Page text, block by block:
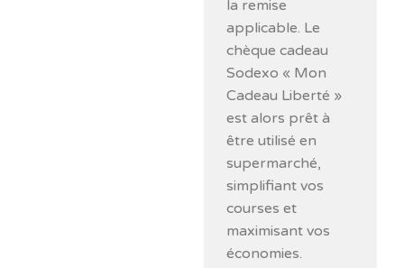
la remise
applicable. Le
chèque cadeau
Sodexo « Mon
Cadeau Liberté »
est alors prêt à
être utilisé en
supermarché,
simplifiant vos
courses et
maximisant vos
économies.